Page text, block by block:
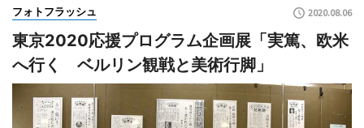
フォトフラッシュ 2020.08.06
東京2020応援プログラム企画展「実篤、欧米
へ行く ベルリン観戦と美術行脚」